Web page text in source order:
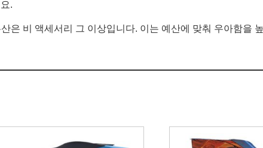
.
은 비 액세서리 그 이상입니다. 이는 예산에 맞춰 우아함을